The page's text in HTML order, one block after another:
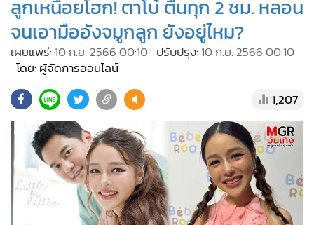
• Online Section
• บันเทิง
ผู้จัดการรายวัน
• ละคร
CbizReview
Cyber BIZ
ผู้จัดกวน
• Good health & Well-being
Green Innovation & SD
ลูกเหนื่อยโฮก! ตาโบ๋ ตื่นทุก 2 ชม. หลอน
จนเอามืออังจมูกลูก ยังอยู่ไหม?
เผยแพร่: 10 ก.ย. 2566 00:10 ปรับปรุง: 10 ก.ย. 2566 00:10
โดย: ผู้จัดการออนไลน์
1,207